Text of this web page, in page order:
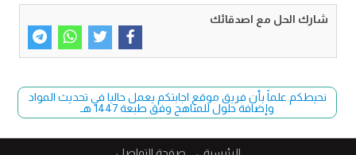
شارك الحل مع اصدقائك
نحيطكم علماً بأن فريق موقع اجابتكم يعمل حاليا في تحديث المواد
وإضافة حلول للمناهج وفق طبعة 1447 هـ
الرئيسية صفحة التواصل